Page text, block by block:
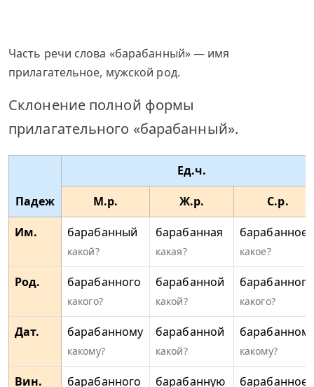
Часть речи слова «барабанный» — имя
прилагательное, мужской род.
Склонение полной формы
прилагательного «барабанный».
Падеж
Ед.ч.
М.р.
Ж.р.
С.р.
Им.
барабанный
какой?
барабанная
какая?
барабанное
какое?
Род. барабанного
какого?
барабанной
какой?
барабанного
какого?
Дат. барабанному
какому?
барабанной
какой? какому?
Вин. барабанного барабанную барабанное